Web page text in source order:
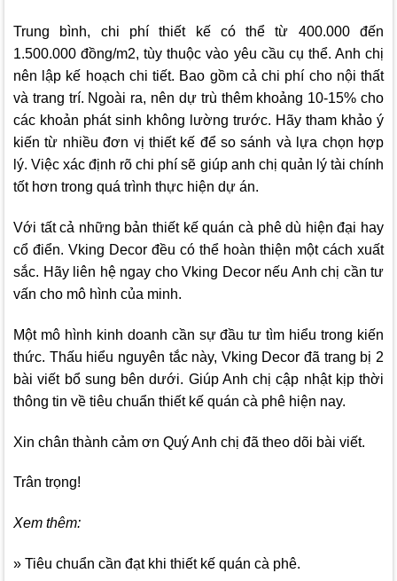
Trung bình, chi phí thiết kế có thể từ 400.000 đến
1.500.000 đồng/m2, tùy thuộc vào yêu cầu cụ thể. Anh chị
nên lập kế hoạch chi tiết. Bao gồm cả chi phí cho nội thất
và trang trí. Ngoài ra, nên dự trù thêm khoảng 10-15% cho
các khoản phát sinh không lường trước. Hãy tham khảo ý
kiến từ nhiều đơn vị thiết kế để so sánh và lựa chọn hợp
lý. Việc xác định rõ chi phí sẽ giúp anh chị quản lý tài chính
tốt hơn trong quá trình thực hiện dự án.
Với tất cả những bản thiết kế quán cà phê dù hiện đại hay
cổ điển. Vking Decor đều có thể hoàn thiện một cách xuất
sắc. Hãy liên hệ ngay cho Vking Decor nếu Anh chị cần tư
vấn cho mô hình của minh.
Một mô hình kinh doanh cần sự đầu tư tìm hiểu trong kiến
thức. Thấu hiểu nguyên tắc này, Vking Decorđã trang bị 2
bài viết bổ sung bên dưới. Giúp Anh chị cập nhật kịp thời
thông tin về tiêu chuẩn thiết kế quán cà phê hiện nay.
Xin chân thành cảm ơn Quý Anh chị đã theo dõi bài viết.
Trân trọng!
Xem thêm:
» Tiêu chuẩn cần đạt khi thiết kế quán cà phê.